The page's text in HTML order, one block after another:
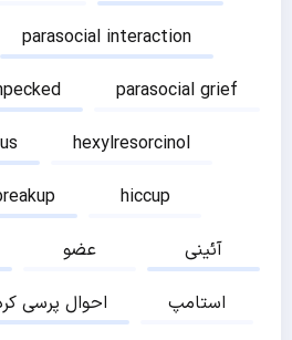
parasocial interaction
parasocial grief
hexylresorcinol
hiccup
عضو
آئینی
احوال پرسی
استامپ